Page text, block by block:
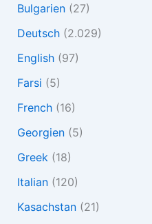
Bulgarien(27)
Deutsch(2.029)
English(97)
Farsi (5)
French(16)
Georgien(5)
Greek(18)
Italian(120)
Kasachstan(21)